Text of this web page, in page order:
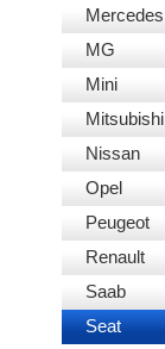
Mercedes
MG
Mini
Mitsubishi
Nissan
Opel
Peugeot
Renault
Saab
Seat